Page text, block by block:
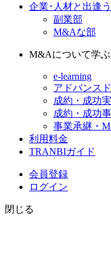
企業･人材と出逢う
副業部
M&Aな部
M&Aについて学ぶ
e-learning
アドバンス
成約・成功
成約・成功
事業承継・
利用料金
TRANBIガイド
会員登録
ログイン
閉じる